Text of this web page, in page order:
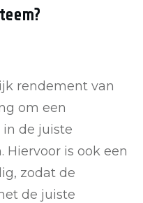
rendement van
om een
de juiste
is ook een
zodat de
de juiste